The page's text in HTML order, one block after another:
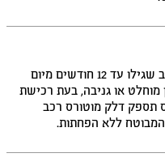
כיסוי של ״חדש תמורת ישן״ לרכב שגילו עד 12 חודשים מיום
או גניבה, בעת רכישת
דלק מוטורס רכב
ללא הפחתות.